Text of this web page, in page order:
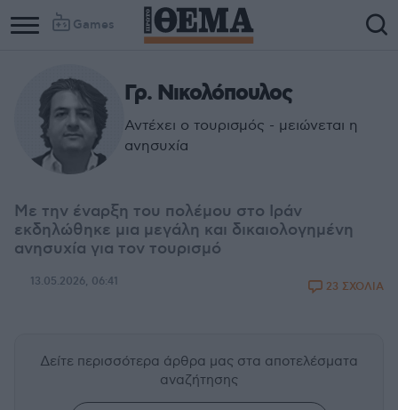
Games
Γρ. Νικολόπουλος
Αντέχει ο τουρισμός - μειώνεται η
ανησυχία
Με την έναρξη του πολέμου στο Ιράν
εκδηλώθηκε μια μεγάλη και δικαιολογημένη
ανησυχία για τον τουρισμό
13.05.2026, 06:41 23 ΣΧΟΛΙΑ
Δείτε περισσότερα άρθρα μας στα αποτελέσματα
αναζήτησης